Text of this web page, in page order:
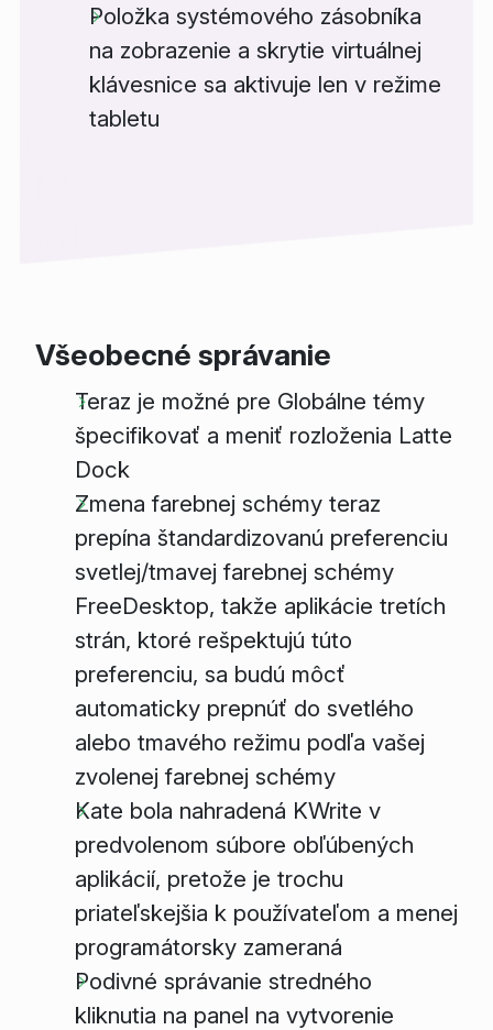
Položka systémového zásobníka
na zobrazenie a skrytie virtuálnej
klávesnice sa aktivuje len v režime
tabletu
Všeobecné správanie
Teraz je možné pre Globálne témy
špecifikovať a meniť rozloženia Latte
Dock
Zmena farebnej schémy teraz
prepína štandardizovanú preferenciu
svetlej/tmavej farebnej schémy
FreeDesktop, takže aplikácie tretích
strán, ktoré rešpektujú túto
preferenciu, sa budú môcť
automaticky prepnúť do svetlého
alebo tmavého režimu podľa vašej
zvolenej farebnej schémy
Kate bola nahradená KWrite v
predvolenom súbore obľúbených
aplikácií, pretože je trochu
priateľskejšia k používateľom a menej
programátorsky zameraná
Podivné správanie stredného
kliknutia na panel na vytvorenie